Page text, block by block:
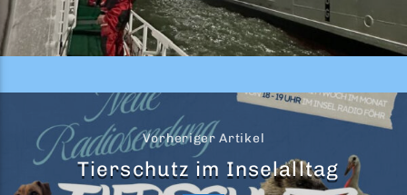
Vorheriger Artikel
Tierschutz im Inselalltag